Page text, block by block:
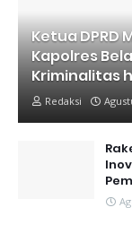
Ketua DPRD
Kapolres
Kriminalitas
Redaksi